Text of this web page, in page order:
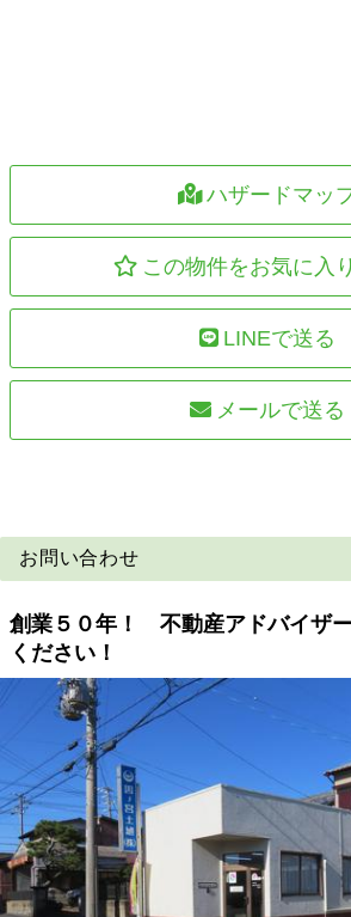
ハザードマッ
この物件をお気に入
LINEで送る
メールで送る
お問い合わせ
創業５０年！ 不動産アドバイザ
ください！